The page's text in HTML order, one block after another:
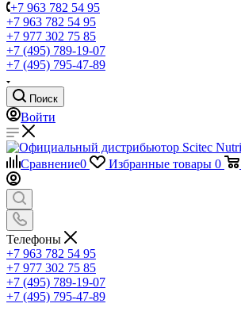
+7 963 782 54 95
+7 963 782 54 95
+7 977 302 75 85
+7 (495) 789-19-07
+7 (495) 795-47-89
Поиск
Войти
Сравнение0 Избранные товары 0
Телефоны
+7 963 782 54 95
+7 977 302 75 85
+7 (495) 789-19-07
+7 (495) 795-47-89